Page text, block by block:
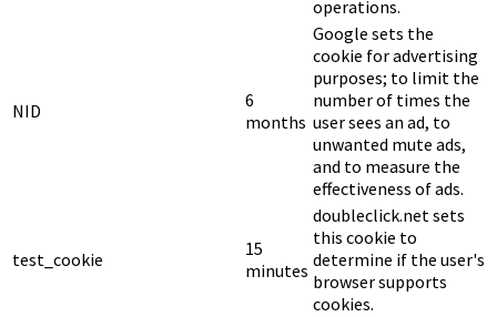
operations.
NID
6
months
Google sets the
cookie for advertising
purposes; to limit the
number of times the
user sees an ad, to
unwanted mute ads,
and to measure the
effectiveness of ads.
test_cookie
15
minutes
doubleclick.net sets
this cookie to
determine if the user's
browser supports
cookies.